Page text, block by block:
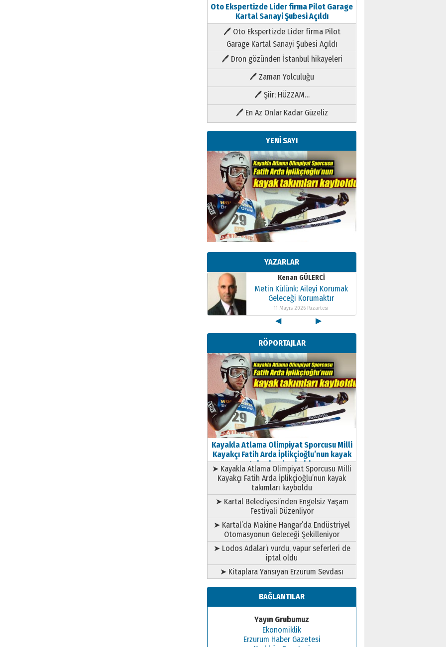
Oto Ekspertizde Lider firma Pilot Garage
Kartal Sanayi Şubesi Açıldı
🖊 Oto Ekspertizde Lider firma Pilot
Garage Kartal Sanayi Şubesi Açıldı
🖊 Dron gözünden İstanbul hikayeleri
🖊 Zaman Yolculuğu
🖊 Şiir; HÜZZAM…
🖊 En Az Onlar Kadar Güzeliz
YENİ SAYI
YAZARLAR
Kenan GÜLERCİ
Metin Külünk: Aileyi Korumak
Geleceği Korumaktır
11 Mayıs 2026 Pazartesi
Kenan GÜLERCİ
Metin Külünk: Aileyi Korumak
Geleceği Korumaktır
11 Mayıs 2026 Pazartesi
Kenan GÜLERCİ
Metin Külünk: Aileyi Korumak
Geleceği Korumaktır
11 Mayıs 2026 Pazartesi
◀ ▶
RÖPORTAJLAR
Kayakla Atlama Olimpiyat Sporcusu Milli
Kayakçı Fatih Arda İplikçioğlu’nun kayak
takımları kayboldu
➤ Kayakla Atlama Olimpiyat Sporcusu Milli
Kayakçı Fatih Arda İplikçioğlu’nun kayak
takımları kayboldu
➤ Kartal Belediyesi’nden Engelsiz Yaşam
Festivali Düzenliyor
➤ Kartal’da Makine Hangar’da Endüstriyel
Otomasyonun Geleceği Şekilleniyor
➤ Lodos Adalar’ı vurdu, vapur seferleri de
iptal oldu
➤ Kitaplara Yansıyan Erzurum Sevdası
BAĞLANTILAR
Yayın Grubumuz
Ekonomiklik
Erzurum Haber Gazetesi